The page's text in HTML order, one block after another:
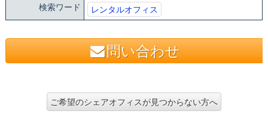
検索ワード レンタルオフィス
問い合わせ
ご希望のシェアオフィスが見つからない方へ